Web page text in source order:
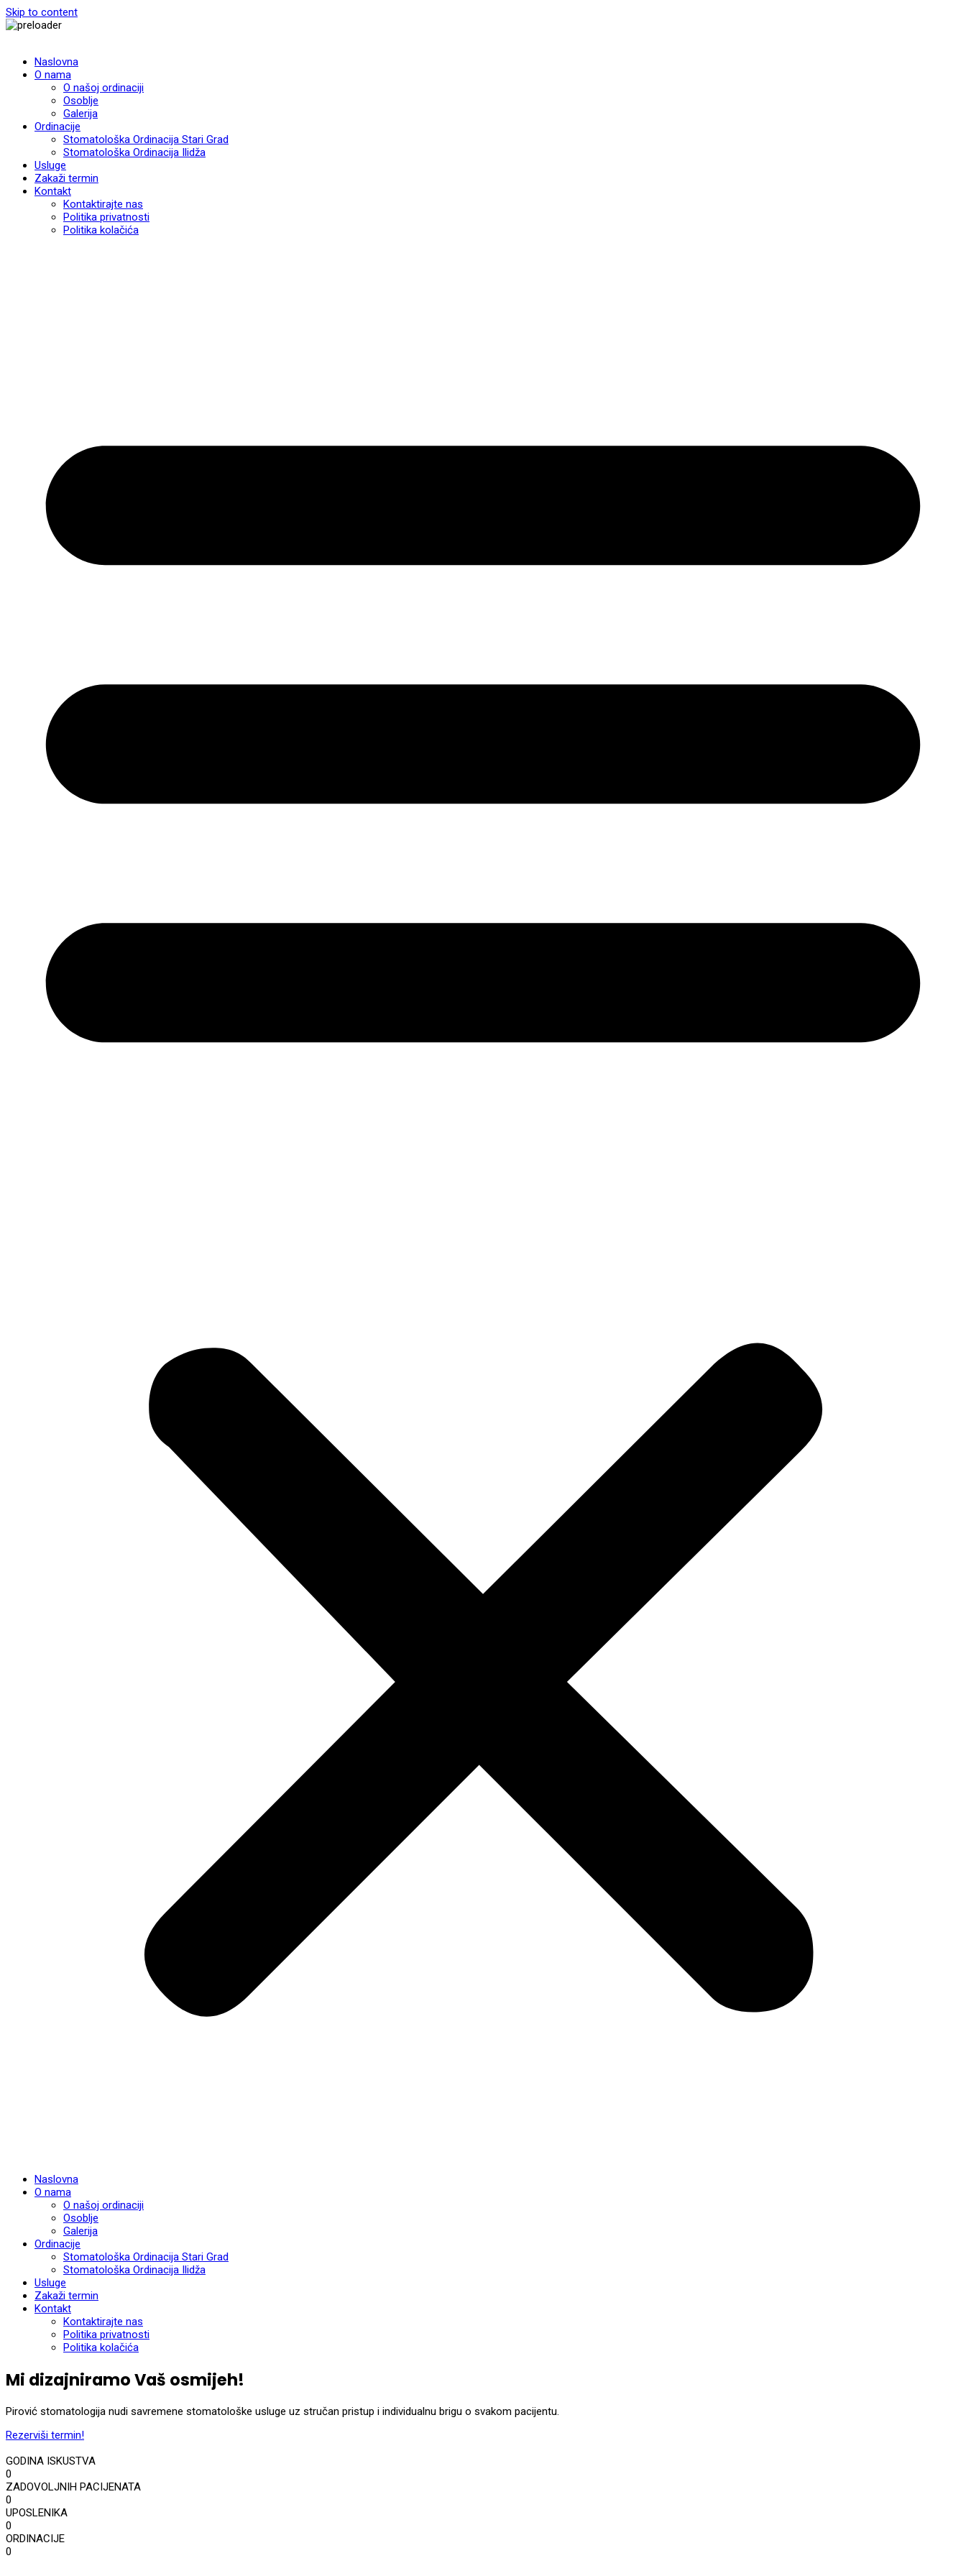
Skip to content
Naslovna
O nama
O našoj ordinaciji
Osoblje
Galerija
Ordinacije
Stomatološka Ordinacija Stari Grad
Stomatološka Ordinacija Ilidža
Usluge
Zakaži termin
Kontakt
Kontaktirajte nas
Politika privatnosti
Politika kolačića
Naslovna
O nama
O našoj ordinaciji
Osoblje
Galerija
Ordinacije
Stomatološka Ordinacija Stari Grad
Stomatološka Ordinacija Ilidža
Usluge
Zakaži termin
Kontakt
Kontaktirajte nas
Politika privatnosti
Politika kolačića
Mi dizajniramo Vaš osmijeh!
Pirović stomatologija nudi savremene stomatološke usluge uz stručan pristup i individualnu brigu o svakom pacijentu.
Rezerviši termin!
GODINA ISKUSTVA
0
ZADOVOLJNIH PACIJENATA
0
UPOSLENIKA
0
ORDINACIJE
0